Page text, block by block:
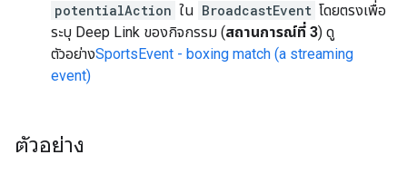
potentialAction ใน BroadcastEvent โดยตรงเพื่อ
ระบุ Deep Link ของกิจกรรม (สถานการณ์ที่ 3) ดู
ตัวอย่างSportsEvent - boxing match (a streaming
event)
ตัวอย่าง